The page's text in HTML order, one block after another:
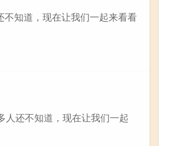
知道，现在让我们一起来看看
人还不知道，现在让我们一起